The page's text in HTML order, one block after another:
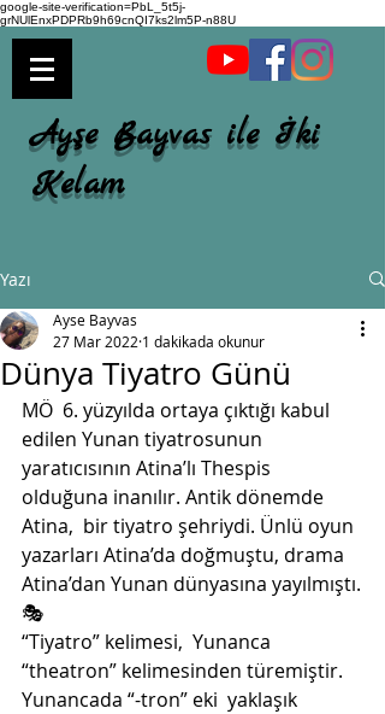
google-site-verification=PbL_5t5j-
grNUlEnxPDPRb9h69cnQI7ks2lm5P-n88U
Ayşe Bayvas ile İki
Kelam
Yazı
Dünya Tiyatro Günü
Ayse Bayvas
27 Mar 2022 1 dakikada okunur
MÖ  6. yüzyılda ortaya çıktığı kabul
edilen Yunan tiyatrosunun
yaratıcısının Atina’lı Thespis
olduğuna inanılır. Antik dönemde
Atina,  bir tiyatro şehriydi. Ünlü oyun
yazarları Atina’da doğmuştu, drama
Atina’dan Yunan dünyasına yayılmıştı.
🎭
“Tiyatro” kelimesi,  Yunanca
“theatron” kelimesinden türemiştir.
Yunancada “-tron” eki  yaklaşık